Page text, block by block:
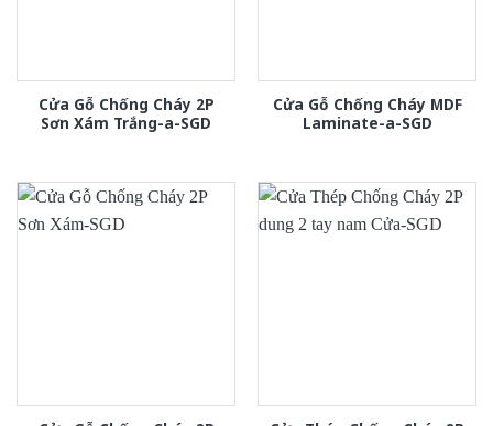
Cửa Gỗ Chống Cháy 2P
Sơn Xám Trắng-a-SGD
Cửa Gỗ Chống Cháy MDF
Laminate-a-SGD